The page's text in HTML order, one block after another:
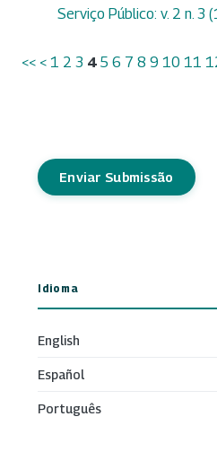
Serviço Público: v. 2 n. 3
<< < 1 2 3 4 5 6 7 8 9 10 11
Enviar Submissão
Idioma
English
Español
Português